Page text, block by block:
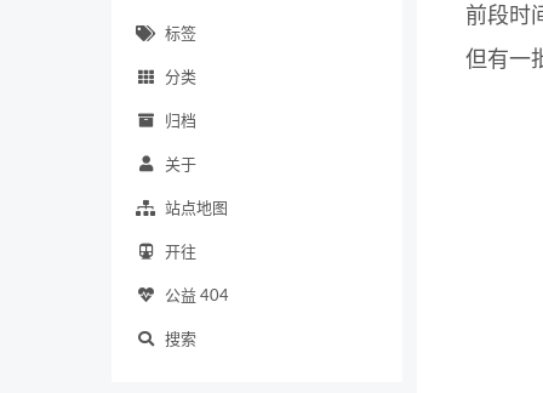
标签
分类
归档
关于
站点地图
开往
公益 404
搜索
前段时
但有一